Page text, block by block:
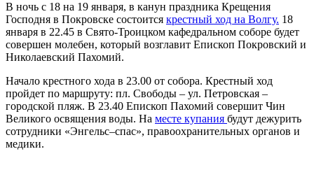
В ночь с 18 на 19 января, в канун праздника Крещения
Господня в Покровске состоится крестный ход на Волгу. 18
января в 22.45 в Свято-Троицком кафедральном соборе будет
совершен молебен, который возглавит Епископ Покровский и
Николаевский Пахомий.
Начало крестного хода в 23.00 от собора. Крестный ход
пройдет по маршруту: пл. Свободы – ул. Петровская –
городской пляж. В 23.40 Епископ Пахомий совершит Чин
Великого освящения воды. На месте купания будут дежурить
сотрудники «Энгельс–спас», правоохранительных органов и
медики.